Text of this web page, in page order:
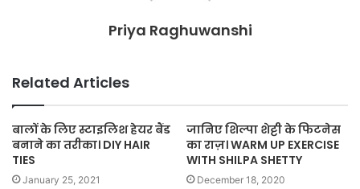
Priya Raghuwanshi
Related Articles
बालों के लिए स्टाइलिश हेयर बैंड
बनाने का तरीका। DIY HAIR
TIES
January 25, 2021
जानिए शिल्पा शेट्टी के फिटनेस
का राज़। WARM UP EXERCISE
WITH SHILPA SHETTY
December 18, 2020